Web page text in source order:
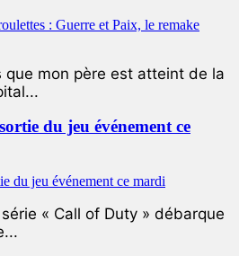
que mon père est atteint de la
du jeu événement ce
« Call of Duty » débarque